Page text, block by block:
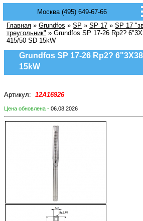
Москва (495) 649-67-66
Главная » Grundfos » SP » SP 17 » SP 17
треугольник" » Grundfos SP 17-26 Rp2?
415/50 SD 15kW
Grundfos SP 17-26 Rp2?
15kW
Артикул: 12A16926
Цена обновлена - 06.08.2026